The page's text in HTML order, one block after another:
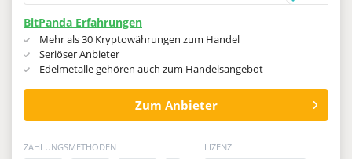
BitPanda Erfahrungen
Mehr als 30 Kryptowährungen zum Handel
Seriöser Anbieter
Edelmetalle gehören auch zum Handelsangebot
Zum Anbieter
ZAHLUNGSMETHODEN LIZENZ